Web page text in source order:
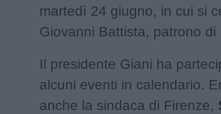
martedì 24 giugno, in cui si
Giovanni Battista, patrono di
Il presidente Giani ha
alcuni eventi in calendario.
anche la sindaca di Firenze,